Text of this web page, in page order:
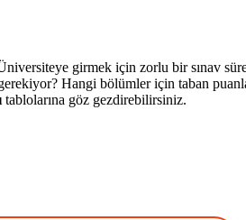
girmek için zorlu bir sınav
Hangi bölümler için taban
tablolarına göz gezdirebilirsiniz.